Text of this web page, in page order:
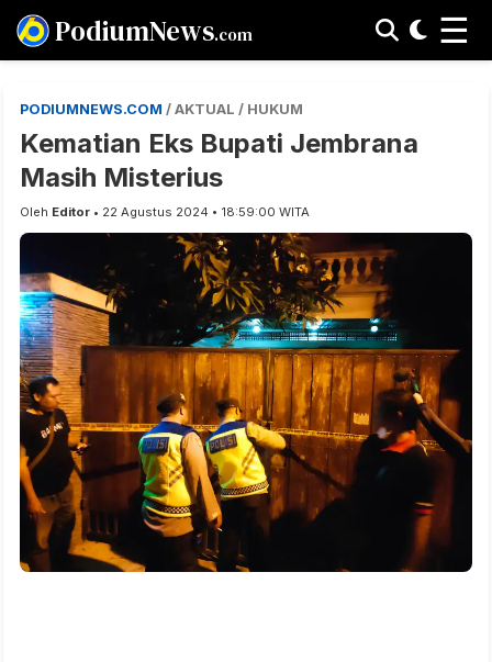
PodiumNews.com ☰
PODIUMNEWS.COM / AKTUAL / HUKUM
Kematian Eks Bupati Jembrana
Masih Misterius
Oleh Editor • 22 Agustus 2024 • 18:59:00 WITA